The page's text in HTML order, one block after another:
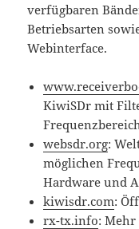
verfügbaren
Betriebsarten
Webinterface.
KiwiSDr mit
Frequenzbereich
websdr.org:
möglichen
Hardware und
kiwisdr.com:
rx-tx.info: Mehr